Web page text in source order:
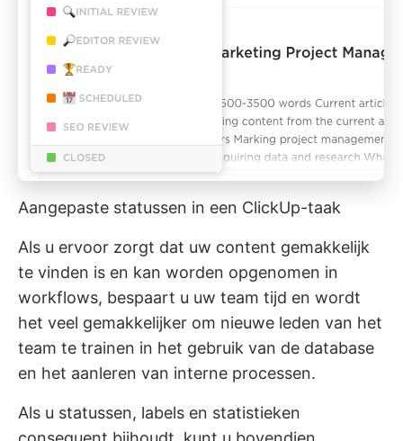
Aangepaste statussen in een ClickUp-taak
Als u ervoor zorgt dat uw content gemakkelijk
te vinden is en kan worden opgenomen in
workflows, bespaart u uw team tijd en wordt
het veel gemakkelijker om nieuwe leden van het
team te trainen in het gebruik van de database
en het aanleren van interne processen.
Als u statussen, labels en statistieken